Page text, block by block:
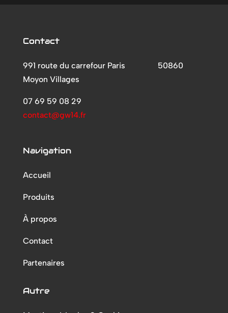
Contact
991 route du carrefour Paris 50860
Moyon Villages
07 69 59 08 29
contact@gw14.fr
Navigation
Accueil
Produits
À propos
Contact
Partenaires
Autre